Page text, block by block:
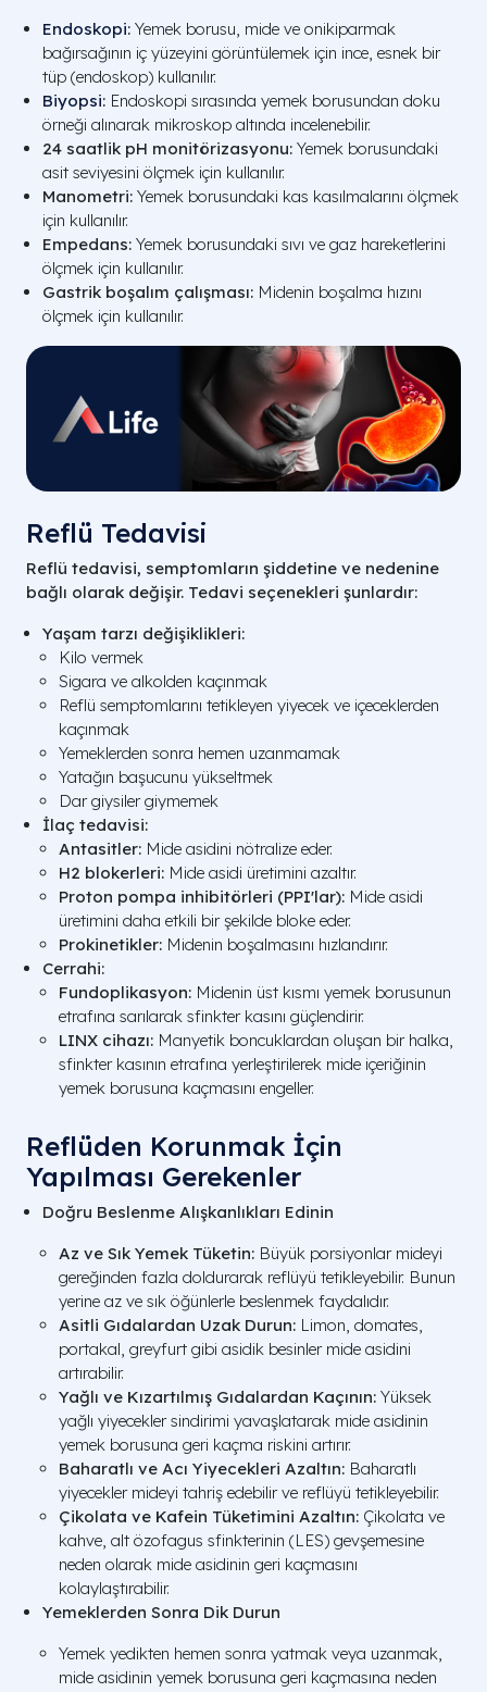
Endoskopi: Yemek borusu, mide ve onikiparmak
bağırsağının iç yüzeyini görüntülemek için ince, esnek bir
tüp (endoskop) kullanılır.
Biyopsi: Endoskopi sırasında yemek borusundan doku
örneği alınarak mikroskop altında incelenebilir.
24 saatlik pH monitörizasyonu: Yemek borusundaki
asit seviyesini ölçmek için kullanılır.
Manometri: Yemek borusundaki kas kasılmalarını ölçmek
için kullanılır.
Empedans: Yemek borusundaki sıvı ve gaz hareketlerini
ölçmek için kullanılır.
Gastrik boşalım çalışması: Midenin boşalma hızını
ölçmek için kullanılır.
Reflü Tedavisi
Reflü tedavisi, semptomların şiddetine ve nedenine
bağlı olarak değişir. Tedavi seçenekleri şunlardır:
Yaşam tarzı değişiklikleri:
Kilo vermek
Sigara ve alkolden kaçınmak
Reflü semptomlarını tetikleyen yiyecek ve içeceklerden
kaçınmak
Yemeklerden sonra hemen uzanmamak
Yatağın başucunu yükseltmek
Dar giysiler giymemek
İlaç tedavisi:
Antasitler: Mide asidini nötralize eder.
H2 blokerleri: Mide asidi üretimini azaltır.
Proton pompa inhibitörleri (PPI'lar): Mide asidi
üretimini daha etkili bir şekilde bloke eder.
Prokinetikler: Midenin boşalmasını hızlandırır.
Cerrahi:
Fundoplikasyon: Midenin üst kısmı yemek borusunun
etrafına sarılarak sfinkter kasını güçlendirir.
LINX cihazı: Manyetik boncuklardan oluşan bir halka,
sfinkter kasının etrafına yerleştirilerek mide içeriğinin
yemek borusuna kaçmasını engeller.
Reflüden Korunmak İçin
Yapılması Gerekenler
Doğru Beslenme Alışkanlıkları Edinin
Az ve Sık Yemek Tüketin: Büyük porsiyonlar mideyi
gereğinden fazla doldurarak reflüyü tetikleyebilir. Bunun
yerine az ve sık öğünlerle beslenmek faydalıdır.
Asitli Gıdalardan Uzak Durun: Limon, domates,
portakal, greyfurt gibi asidik besinler mide asidini
artırabilir.
Yağlı ve Kızartılmış Gıdalardan Kaçının: Yüksek
yağlı yiyecekler sindirimi yavaşlatarak mide asidinin
yemek borusuna geri kaçma riskini artırır.
Baharatlı ve Acı Yiyecekleri Azaltın: Baharatlı
yiyecekler mideyi tahriş edebilir ve reflüyü tetikleyebilir.
Çikolata ve Kafein Tüketimini Azaltın: Çikolata ve
kahve, alt özofagus sfinkterinin (LES) gevşemesine
neden olarak mide asidinin geri kaçmasını
kolaylaştırabilir.
Yemeklerden Sonra Dik Durun
Yemek yedikten hemen sonra yatmak veya uzanmak,
mide asidinin yemek borusuna geri kaçmasına neden